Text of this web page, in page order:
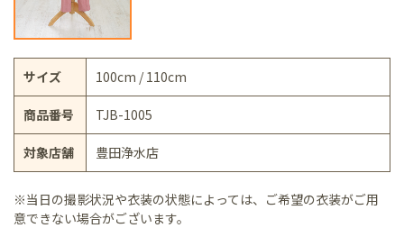
サイズ 100cm / 110cm
商品番号 TJB-1005
対象店舗 豊田浄水店
※当日の撮影状況や衣装の状態によっては、ご希望の衣装がご用
意できない場合がございます。